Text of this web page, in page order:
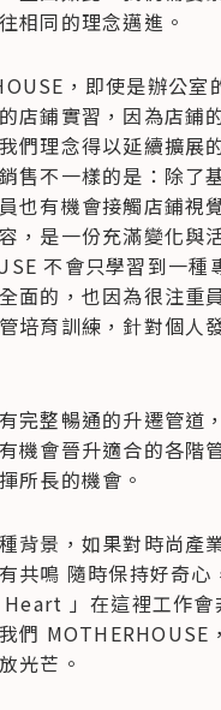
往相同的理念邁
，即使是辦公室
店鋪實習，因為店鋪
們理念得以延續擴展
售不一樣的是：除了
也有機會接觸店鋪視
，是一份充滿變化與
不會只學習到一種
面的，也因為很注重
培育訓練，針對個人
完整暢通的升遷管道
機會晉升適合的各階
揮所長的機會。
背景，如果對時尚產
共鳴 隨時保持好奇
」在這裡工作會
們 MOTHERHOUSE
光芒。